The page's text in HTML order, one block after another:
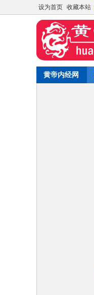
设为首页 收藏本站
黄帝内经网